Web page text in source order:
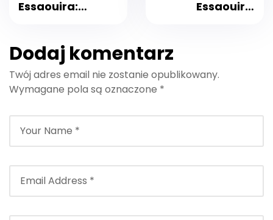
Essaouira:
dla surferów i
poszukiwaczy
przygód
Essaouiry:
Podróżniczy 2026
Dodaj komentarz
Twój adres email nie zostanie opublikowany.
Wymagane pola są oznaczone *